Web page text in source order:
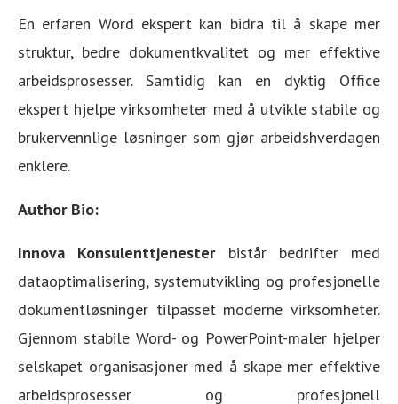
En erfaren Word ekspert kan bidra til å skape mer
struktur, bedre dokumentkvalitet og mer effektive
arbeidsprosesser. Samtidig kan en dyktig Office
ekspert hjelpe virksomheter med å utvikle stabile og
brukervennlige løsninger som gjør arbeidshverdagen
enklere.
Author Bio:
Innova Konsulenttjenesterbistår bedrifter med
dataoptimalisering, systemutvikling og profesjonelle
dokumentløsninger tilpasset moderne virksomheter.
Gjennom stabile Word- og PowerPoint-maler hjelper
selskapet organisasjoner med å skape mer effektive
arbeidsprosesser og profesjonell